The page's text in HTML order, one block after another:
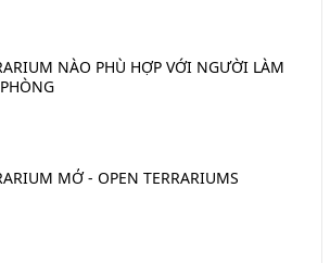
NÀO PHÙ HỢP VỚI NGƯỜI LÀM
MỞ - OPEN TERRARIUMS